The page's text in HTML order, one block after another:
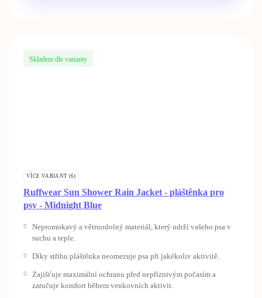
VÍCE VARIANT (6)
Ruffwear Sun Shower Rain Jacket - pláštěnka pro
psy - Midnight Blue
Skladem dle varianty
Nepromokavý a větruodolný materiál, který udrží vašeho psa v
suchu a teple.
Díky střihu pláštěnka neomezuje psa při jakékoliv aktivitě.
Zajišťuje maximální ochranu před nepříznivým počasím a
zaručuje komfort během venkovních aktivit.